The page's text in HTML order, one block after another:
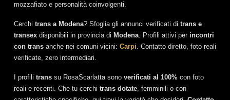
mozzafiato e personalità coinvolgenti.
Cerchi trans a Modena? Sfoglia gli annunci verificati di trans e
transex disponibili in provincia di Modena. Profili attivi per incontri
con trans anche nei comuni vicini: Carpi. Contatto diretto, foto reali
verificate, zero intermediari.
I profili trans su RosaScarlatta sono verificati al 100% con foto
reali e recenti. Che tu cerchi trans dotate, femminili o con